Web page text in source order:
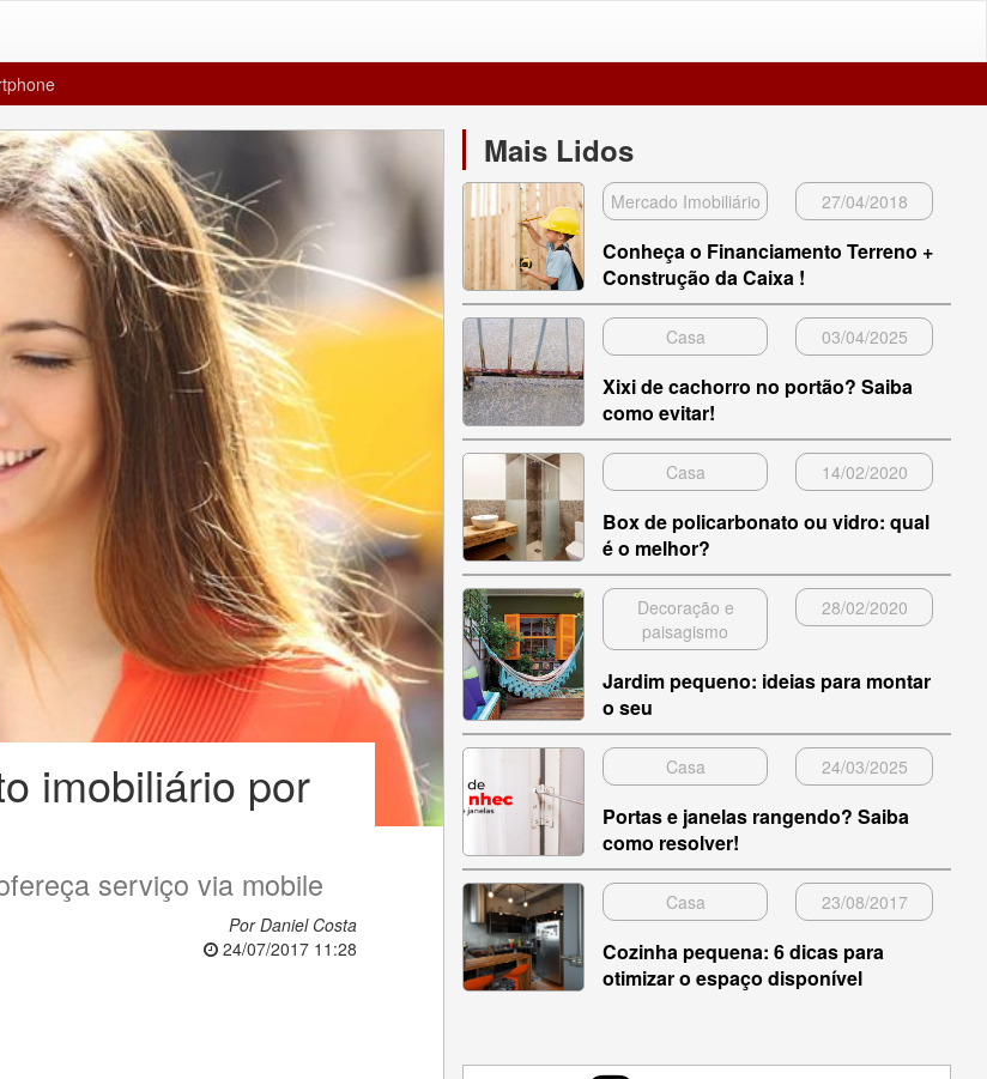
imobiliário por
serviço via mobile
Por Daniel Costa
24/07/2017 11:28
Mais Lidos
Mercado Imobiliário 27/04/2018
Conheça o Financiamento Terreno +
Construção da Caixa !
Casa 03/04/2025
Xixi de cachorro no portão? Saiba
como evitar!
Casa 14/02/2020
Box de policarbonato ou vidro: qual
é o melhor?
Decoração e
paisagismo
28/02/2020
Jardim pequeno: ideias para montar
o seu
Casa 24/03/2025
Portas e janelas rangendo? Saiba
como resolver!
Casa 23/08/2017
Cozinha pequena: 6 dicas para
otimizar o espaço disponível